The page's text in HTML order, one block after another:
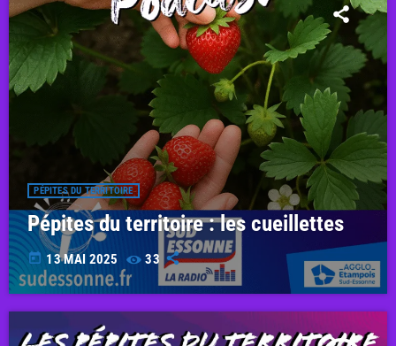
PÉPITES DU TERRITOIRE
Pépites du territoire : les cueillettes
today 13 MAI 2025 33